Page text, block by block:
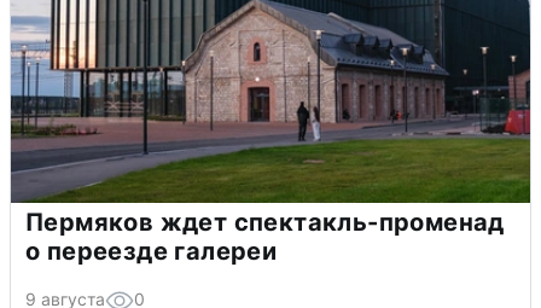
Пермяков ждет спектакль-променад
о переезде галереи
9 августа 0